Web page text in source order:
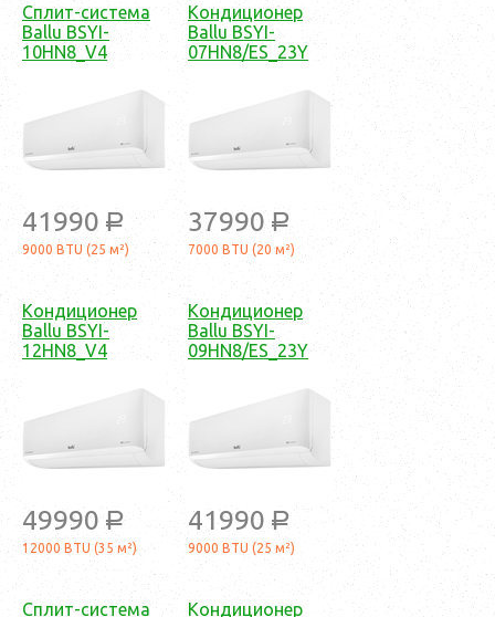
Сплит-система
Ballu BSYI-
10HN8_V4
41990 a
9000 BTU (25 м²)
Кондиционер
Ballu BSYI-
07HN8/ES_23Y
37990 a
7000 BTU (20 м²)
Кондиционер
Ballu BSYI-
12HN8_V4
49990 a
12000 BTU (35 м²)
Кондиционер
Ballu BSYI-
09HN8/ES_23Y
41990 a
9000 BTU (25 м²)
Сплит-система Кондиционер